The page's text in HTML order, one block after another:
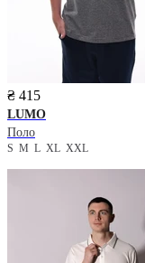
₴ 415
LUMO
Поло
S M L XL XXL